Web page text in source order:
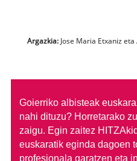
Argazkia: Jose Maria Etxaniz
Goierriko albisteak
nahi dituzu? Horretarako
zaigu. Egin zaitez
euskaratik eginda dagoen
profesionala garatzen eta